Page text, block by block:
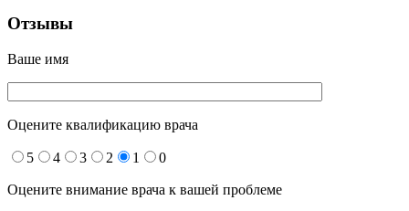
Отзывы
Ваше имя
Оцените квалификацию врача
5 4 3 2 1 0
Оцените внимание врача к вашей проблеме